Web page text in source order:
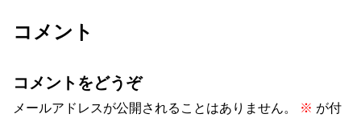
コメント
コメントをどうぞ
メールアドレスが公開されることはありません。 ※ が付